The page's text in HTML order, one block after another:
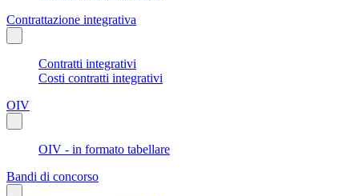
Contrattazione integrativa
Contratti integrativi
Costi contratti integrativi
OIV
OIV - in formato tabellare
Bandi di concorso